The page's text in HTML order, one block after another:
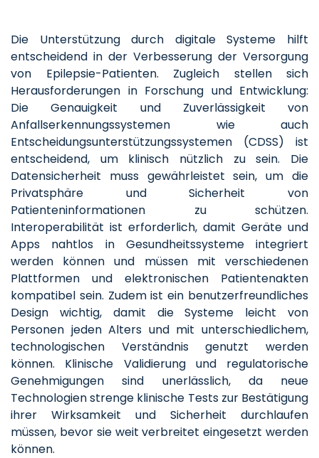
Die Unterstützung durch digitale Systeme hilft
entscheidend in der Verbesserung der Versorgung
von Epilepsie-Patienten. Zugleich stellen sich
Herausforderungen in Forschung und Entwicklung:
Die Genauigkeit und Zuverlässigkeit von
Anfallserkennungssystemen wie auch
Entscheidungsunterstützungssystemen (CDSS) ist
entscheidend, um klinisch nützlich zu sein. Die
Datensicherheit muss gewährleistet sein, um die
Privatsphäre und Sicherheit von
Patienteninformationen zu schützen.
Interoperabilität ist erforderlich, damit Geräte und
Apps nahtlos in Gesundheitssysteme integriert
werden können und müssen mit verschiedenen
Plattformen und elektronischen Patientenakten
kompatibel sein. Zudem ist ein benutzerfreundliches
Design wichtig, damit die Systeme leicht von
Personen jeden Alters und mit unterschiedlichem,
technologischen Verständnis genutzt werden
können. Klinische Validierung und regulatorische
Genehmigungen sind unerlässlich, da neue
Technologien strenge klinische Tests zur Bestätigung
ihrer Wirksamkeit und Sicherheit durchlaufen
müssen, bevor sie weit verbreitet eingesetzt werden
können.